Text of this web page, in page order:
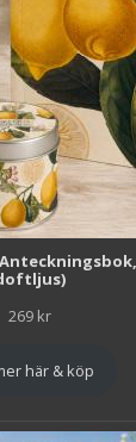
269 kr
här & köp